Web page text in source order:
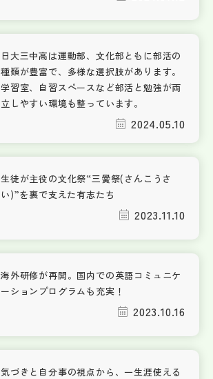
日大三中高は運動部、文化部ともに部活の
種類が豊富で、多様な選択肢があります。
学習室、自習スペースなど部活と勉強が両
立しやすい環境も整っています。
2024.05.10
生徒が主役の文化祭“三黌祭(さんこうさ
い)”を裏で支えた有志たち
2023.11.10
海外研修が再開。国内での英語コミュニケ
ーションプログラムも充実！
2023.10.16
気づきと自分事の視点から、一生涯使える